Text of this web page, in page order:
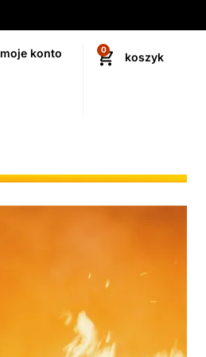
moje konto 0